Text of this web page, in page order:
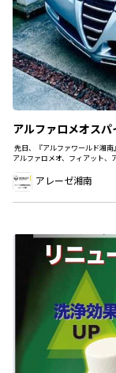
アルファロメオスパ
先日、『アルファワールド湘
アルファロメオ、フィアット、
アレーゼ湘南